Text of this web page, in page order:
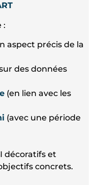
:
aspect précis de la
des données
(en lien avec les
(avec une période
décoratifs et
concrets.